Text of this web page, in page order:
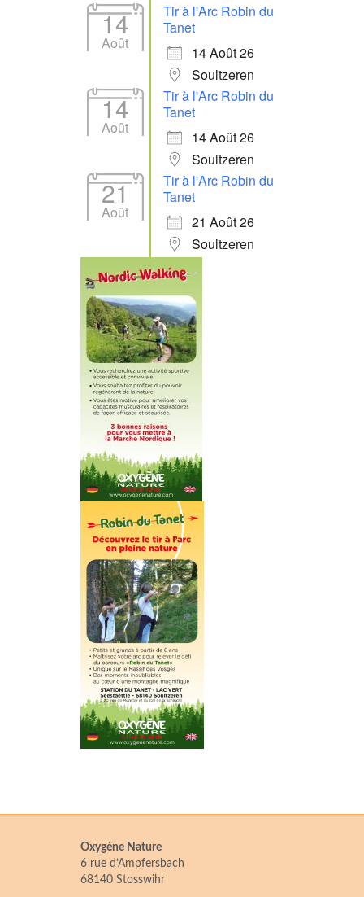
14
Août
Tir à l'Arc Robin du
Tanet
14 Août 26
Soultzeren
14
Août
Tir à l'Arc Robin du
Tanet
14 Août 26
Soultzeren
21
Août
Tir à l'Arc Robin du
Tanet
21 Août 26
Soultzeren
Oxygène Nature
6 rue d’Ampfersbach
68140 Stosswihr